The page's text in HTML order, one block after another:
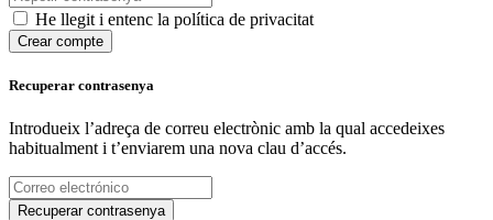
He llegit i entenc la política de privacitat
Crear compte
Recuperar contrasenya
Introdueix l’adreça de correu electrònic amb la qual accedeixes
habitualment i t’enviarem una nova clau d’accés.
Recuperar contrasenya